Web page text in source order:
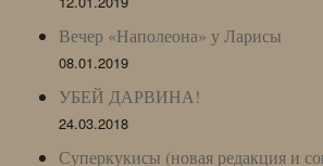
Вечер «Наполеона» у Ларисы
08.01.2019
УБЕЙ ДАРВИНА!
24.03.2018
Суперкукисы (новая редакция и